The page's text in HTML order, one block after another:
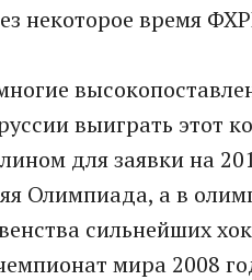
некоторое время
выиграть этот
для заявки на
Олимпиада, а в
сильнейших
мира 2008